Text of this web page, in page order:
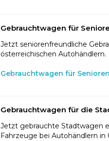
Gebrauchtwagen für
Jetzt seniorenfreundliche
österreichischen Autohändlern.
Gebrauchtwagen für
Gebrauchtwagen für die
Jetzt gebrauchte Stadtwagen
Fahrzeuge bei Autohändlern in